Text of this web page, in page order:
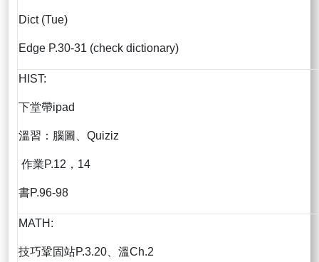
Dict (Tue)
Edge P.30-31 (check dictionary)
HIST:
下堂帶ipad
溫習：腦圖、Quiziz
作業P.12，14
書P.96-98
MATH:
技巧鞏固站P.3.20、溫Ch.2